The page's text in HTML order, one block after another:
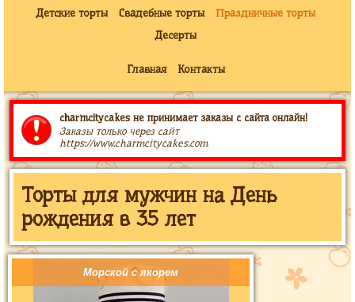
Детские торты Свадебные торты
Праздничные торты
Десерты
Главная Контакты
charmcitycakes не принимает заказы с сайта онлайн!
Заказы только через сайт
https://www.charmcitycakes.com
Торты для мужчин на День
рождения в 35 лет
Морской с якорем